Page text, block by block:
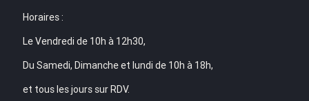
Horaires :
Le Vendredi de 10h à 12h30,
Du Samedi, Dimanche et lundi de 10h à 18h,
et tous les jours sur RDV.